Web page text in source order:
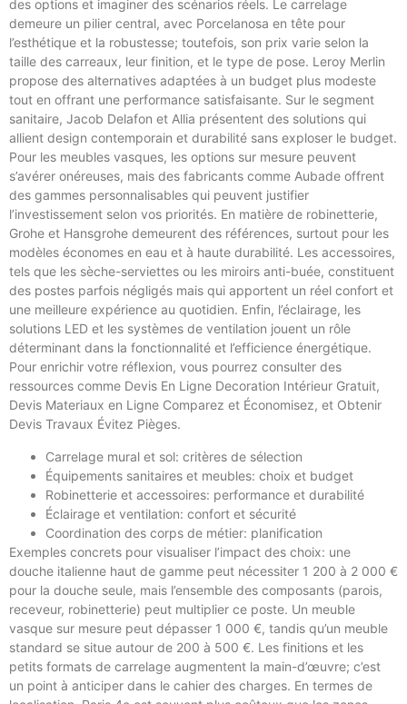
des options et imaginer des scénarios réels. Le carrelage
demeure un pilier central, avec Porcelanosa en tête pour
l’esthétique et la robustesse; toutefois, son prix varie selon la
taille des carreaux, leur finition, et le type de pose. Leroy Merlin
propose des alternatives adaptées à un budget plus modeste
tout en offrant une performance satisfaisante. Sur le segment
sanitaire, Jacob Delafon et Allia présentent des solutions qui
allient design contemporain et durabilité sans exploser le budget.
Pour les meubles vasques, les options sur mesure peuvent
s’avérer onéreuses, mais des fabricants comme Aubade offrent
des gammes personnalisables qui peuvent justifier
l’investissement selon vos priorités. En matière de robinetterie,
Grohe et Hansgrohe demeurent des références, surtout pour les
modèles économes en eau et à haute durabilité. Les accessoires,
tels que les sèche-serviettes ou les miroirs anti-buée, constituent
des postes parfois négligés mais qui apportent un réel confort et
une meilleure expérience au quotidien. Enfin, l’éclairage, les
solutions LED et les systèmes de ventilation jouent un rôle
déterminant dans la fonctionnalité et l’efficience énergétique.
Pour enrichir votre réflexion, vous pourrez consulter des
ressources comme Devis En Ligne Decoration Intérieur Gratuit,
Devis Materiaux en Ligne Comparez et Économisez, et Obtenir
Devis Travaux Évitez Pièges.
Carrelage mural et sol: critères de sélection
Équipements sanitaires et meubles: choix et budget
Robinetterie et accessoires: performance et durabilité
Éclairage et ventilation: confort et sécurité
Coordination des corps de métier: planification
Exemples concrets pour visualiser l’impact des choix: une
douche italienne haut de gamme peut nécessiter 1 200 à 2 000 €
pour la douche seule, mais l’ensemble des composants (parois,
receveur, robinetterie) peut multiplier ce poste. Un meuble
vasque sur mesure peut dépasser 1 000 €, tandis qu’un meuble
standard se situe autour de 200 à 500 €. Les finitions et les
petits formats de carrelage augmentent la main-d’œuvre; c’est
un point à anticiper dans le cahier des charges. En termes de